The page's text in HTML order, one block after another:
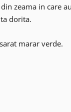
zeama in care
dorita.
marar verde.